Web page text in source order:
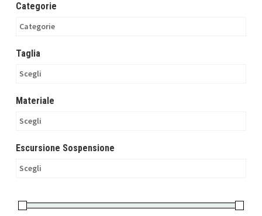
Categorie
Categorie
Taglia
Scegli
Materiale
Scegli
Escursione Sospensione
Scegli